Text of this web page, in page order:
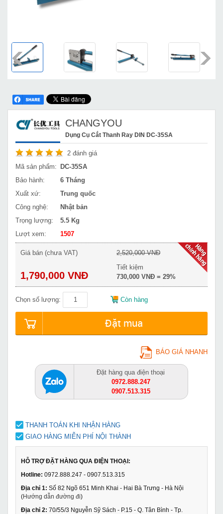
CHANGYOU
Dụng Cụ Cắt Thanh Ray DIN DC-35SA
2 đánh giá
Mã sản phẩm:
DC-35SA
Bảo hành:
6 Tháng
Xuất xứ:
Trung quốc
Công nghệ:
Nhật bản
Trọng lượng:
5.5 Kg
Lượt xem:
1507
Giá bán (chưa VAT)
1,790,000 VNĐ
2,520,000 VNĐ
Tiết kiệm
730,000 VNĐ = 29%
Chọn số lượng: Còn hàng
Đặt mua
BÁO GIÁ NHANH
Đặt hàng qua điện thoại
0972.888.247
0907.513.315
THANH TOÁN KHI NHẬN HÀNG
GIAO HÀNG MIỄN PHÍ NỘI THÀNH
HỖ TRỢ ĐẶT HÀNG QUA ĐIỆN THOẠI:
Hotline: 0972.888.247 - 0907.513.315
Địa chỉ 1: Số 82 Ngõ 651 Minh Khai - Hai Bà Trưng - Hà Nội
(Hướng dẫn đường đi)
Địa chỉ 2: 70/55/3 Nguyễn Sỹ Sách - P.15 - Q. Tân Bình - Tp.